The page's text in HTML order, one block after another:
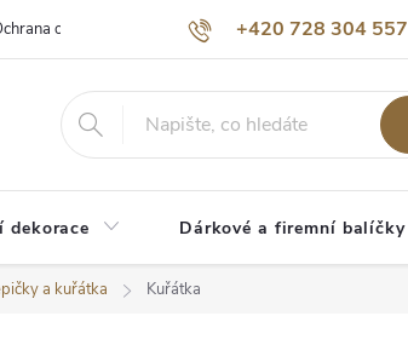
+420 728 304 557
osobních údajů O nás
dekorace Dárkové a firemní balíčky
a kuřátka Kuřátka